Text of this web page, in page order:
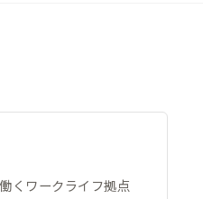
くワークライフ拠点